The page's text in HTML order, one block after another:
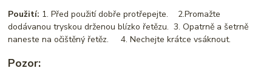
Použití: 1. Před použití dobře protřepejte. 2.Promažte
dodávanou tryskou drženou blízko řetězu. 3. Opatrně a šetrně
naneste na očištěný řetěz. 4. Nechejte krátce vsáknout.
Pozor: